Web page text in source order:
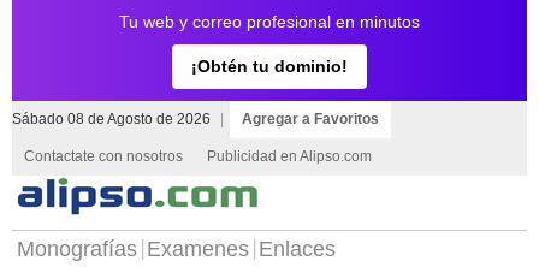
Tu web y correo profesional en minutos
¡Obtén tu dominio!
Sábado 08 de Agosto de 2026 Agregar a Favoritos
Contactate con nosotros Publicidad en Alipso.com
Monografías Examenes Enlaces